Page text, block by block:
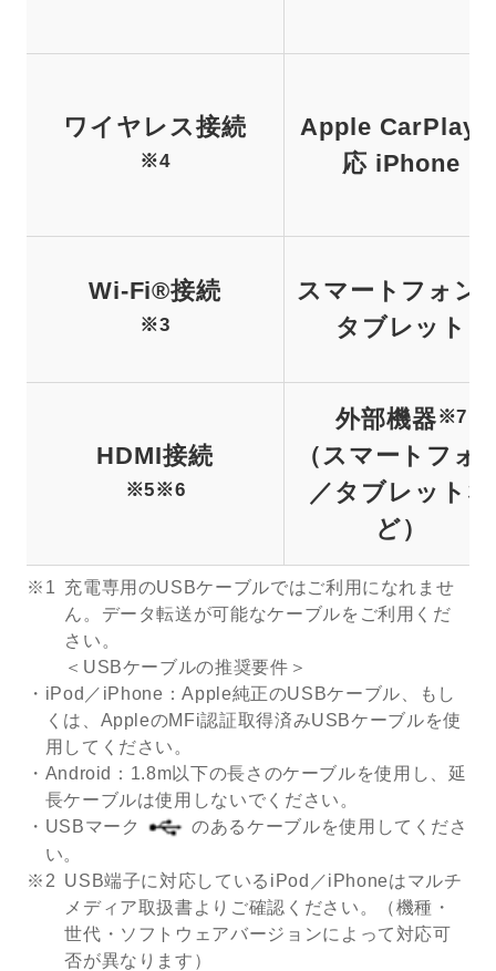
ワイヤレス接続
※4
Apple CarPlay
応 iPhone
Wi-Fi®接続
※3
スマートフォン
タブレット
HDMI接続
※5※6
外部機器※7
（スマートフォ
／タブレットな
ど）
※1 充電専用のUSBケーブルではご利用になれませ
ん。データ転送が可能なケーブルをご利用くだ
さい。
＜USBケーブルの推奨要件＞
iPod／iPhone：Apple純正のUSBケーブル、もし
くは、AppleのMFi認証取得済みUSBケーブルを使
用してください。
Android：1.8m以下の長さのケーブルを使用し、延
長ケーブルは使用しないでください。
USBマーク
のあるケーブルを使用してくださ
い。
※2 USB端子に対応しているiPod／iPhoneはマルチ
メディア取扱書よりご確認ください。（機種・
世代・ソフトウェアバージョンによって対応可
否が異なります）